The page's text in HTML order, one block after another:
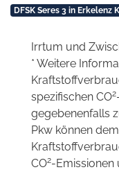
DFSK Seres 3 in Erkelenz
Irrtum und
* Weitere
spezifischen CO2
gegebenenfalls
Pkw können
CO2-Emissionen